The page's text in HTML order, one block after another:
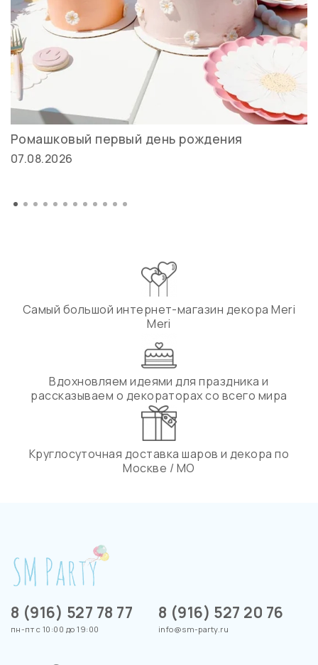
Ромашковый первый день рождения
07.08.2026
Самый большой интернет-магазин декора Meri
Meri
Вдохновляем идеями для праздника и
рассказываем о декораторах со всего мира
Круглосуточная доставка шаров и декора по
Москве / МО
8 (916) 527 78 77
пн-пт с 10:00 до 19:00
8 (916) 527 20 76
info@sm-party.ru